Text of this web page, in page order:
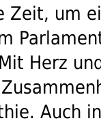
Zeit, um
Herz
Auch